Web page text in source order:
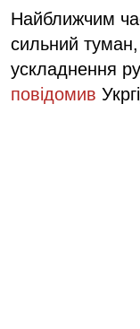
Найближчим
сильний
ускладнення
повідомив